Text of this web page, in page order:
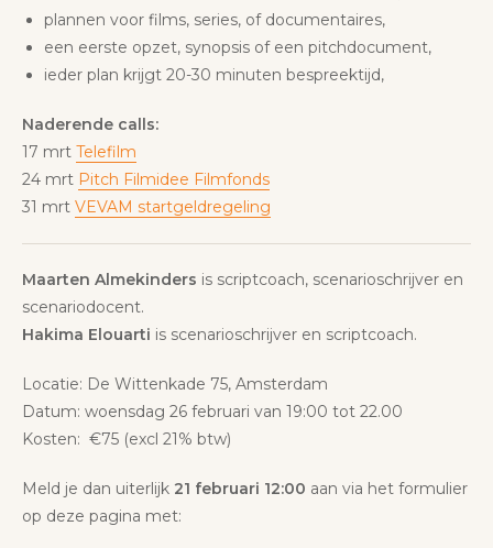
plannen voor films, series, of documentaires,
een eerste opzet, synopsis of een pitchdocument,
ieder plan krijgt 20-30 minuten bespreektijd,
Naderende calls:
17 mrt Telefilm
24 mrt Pitch Filmidee Filmfonds
31 mrt VEVAM startgeldregeling
Maarten Almekinders is scriptcoach, scenarioschrijver en
scenariodocent.
Hakima Elouarti is scenarioschrijver en scriptcoach.
Locatie: De Wittenkade 75, Amsterdam
Datum: woensdag 26 februari van 19:00 tot 22.00
Kosten: €75 (excl 21% btw)
Meld je dan uiterlijk 21 februari 12:00 aan via het formulier
op deze pagina met: